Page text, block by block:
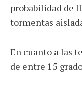
probabilidad de
tormentas
En cuanto a las
de entre 15